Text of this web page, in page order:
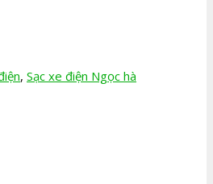
, Sạc xe điện Ngọc hà